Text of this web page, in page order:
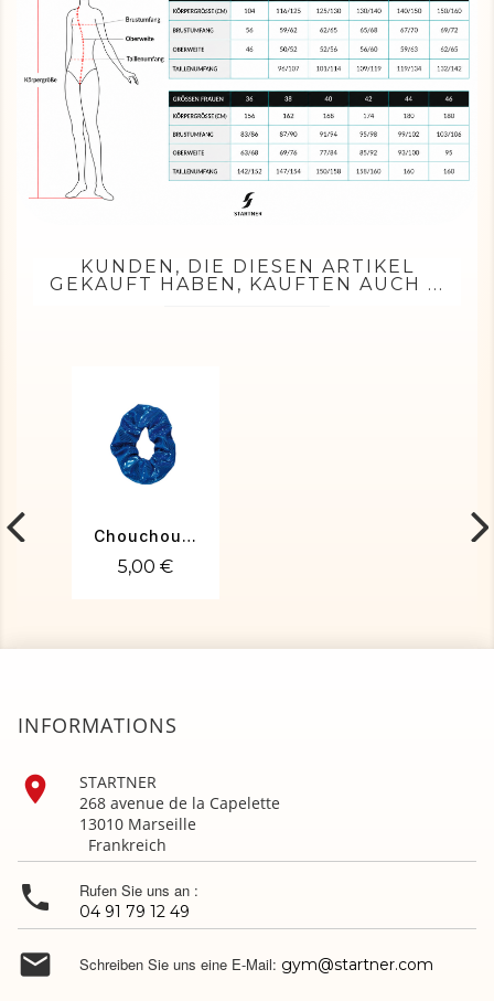
KUNDEN, DIE DIESEN ARTIKEL
GEKAUFT HABEN, KAUFTEN AUCH ...
Chouchou bleu roi
5,00 €
INFORMATIONS

STARTNER
268 avenue de la Capelette
13010 Marseille
Frankreich
 Rufen Sie uns an :
04 91 79 12 49
 Schreiben Sie uns eine E-Mail: gym@startner.com